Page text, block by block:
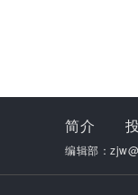
简介
编辑部：